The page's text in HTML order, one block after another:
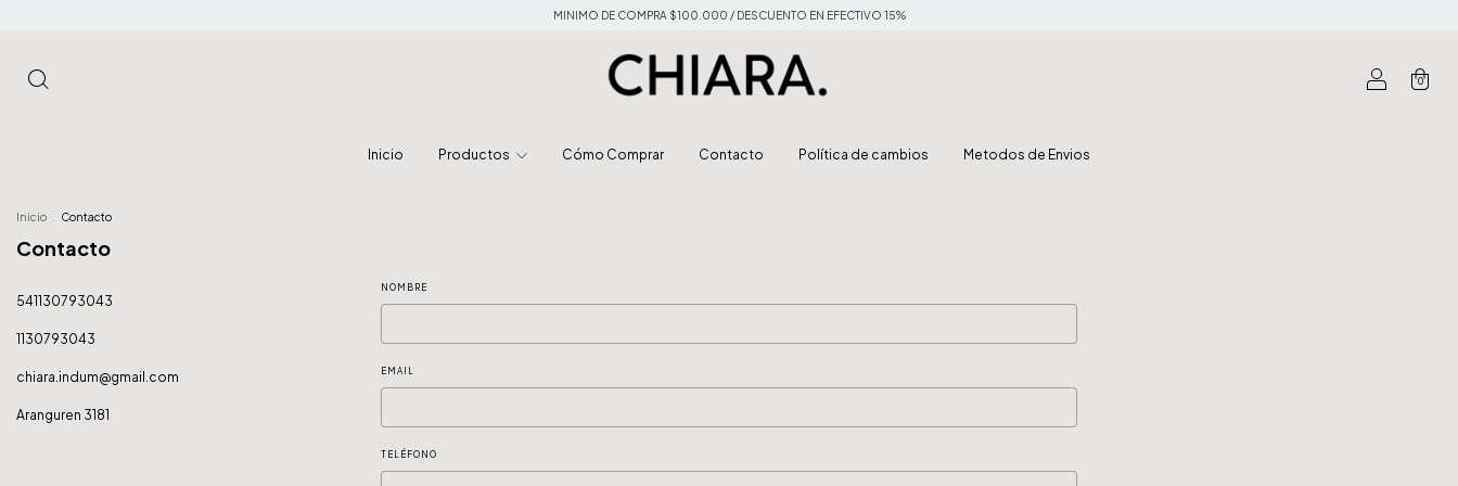
MINIMO DE COMPRA $100.000 / DESCUENTO EN EFECTIVO 15%
0
Inicio Productos Cómo Comprar Contacto Política de cambios Metodos de Envios
Inicio Contacto
Contacto
541130793043
1130793043
chiara.indum@gmail.com
Aranguren 3181
NOMBRE
EMAIL
TELÉFONO